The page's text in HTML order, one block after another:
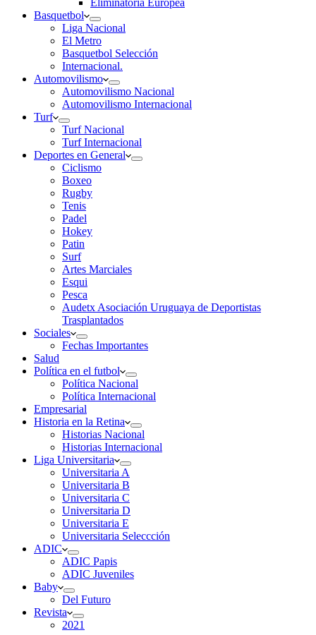
Eliminatoria Europea
Basquetbol
Liga Nacional
El Metro
Basquetbol Selección
Internacional.
Automovilismo
Automovilismo Nacional
Automovilismo Internacional
Turf
Turf Nacional
Turf Internacional
Deportes en General
Ciclismo
Boxeo
Rugby
Tenis
Padel
Hokey
Patin
Surf
Artes Marciales
Esqui
Pesca
Audetx Asociación Uruguaya de Deportistas
Trasplantados
Sociales
Fechas Importantes
Salud
Política en el futbol
Política Nacional
Política Internacional
Empresarial
Historia en la Retina
Historias Nacional
Historias Internacional
Liga Universitaria
Universitaria A
Universitaria B
Universitaria C
Universitaria D
Universitaria E
Universitaria Seleccción
ADIC
ADIC Papis
ADIC Juveniles
Baby
Del Futuro
Revista
2021